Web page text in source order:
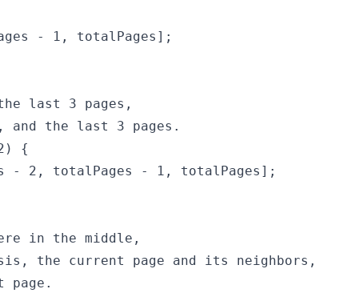
- 1, totalPages];
last 3 pages,
the last 3 pages.
{
2, totalPages - 1, totalPages];
in the middle,
the current page and its neighbors,